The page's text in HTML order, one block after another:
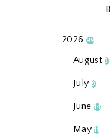
2026 99
August3
July 9
June 14
May11